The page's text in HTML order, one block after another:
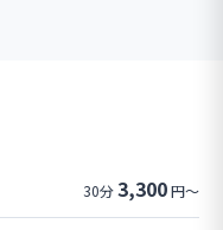
30分3,300円～